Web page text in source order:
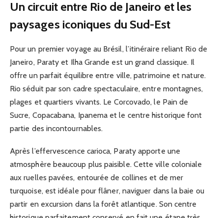
Un circuit entre Rio de Janeiro et les
paysages iconiques du Sud-Est
Pour un premier voyage au Brésil, l’itinéraire reliant Rio de
Janeiro, Paraty et Ilha Grande est un grand classique. Il
offre un parfait équilibre entre ville, patrimoine et nature.
Rio séduit par son cadre spectaculaire, entre montagnes,
plages et quartiers vivants. Le Corcovado, le Pain de
Sucre, Copacabana, Ipanema et le centre historique font
partie des incontournables.
Après l’effervescence carioca, Paraty apporte une
atmosphère beaucoup plus paisible. Cette ville coloniale
aux ruelles pavées, entourée de collines et de mer
turquoise, est idéale pour flâner, naviguer dans la baie ou
partir en excursion dans la forêt atlantique. Son centre